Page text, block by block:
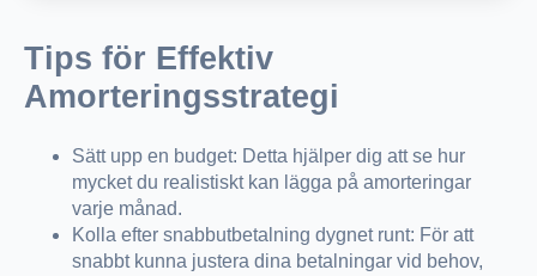
Tips för Effektiv
Amorteringsstrategi
Sätt upp en budget: Detta hjälper dig att se hur
mycket du realistiskt kan lägga på amorteringar
varje månad.
Kolla efter snabbutbetalning dygnet runt: För att
snabbt kunna justera dina betalningar vid behov,